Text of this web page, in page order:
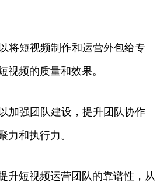
将短视频制作和运营外包给专
视频的质量和效果。
加强团队建设，提升团队协作
力和执行力。
升短视频运营团队的靠谱性，从